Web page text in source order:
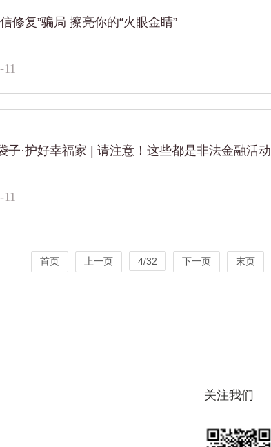
修复”骗局 擦亮你的“火眼金睛”
11
子·护好幸福家 | 请注意！这些都是非法金融活动
11
首页 上一页 4/32 下一页 末页
关注我们